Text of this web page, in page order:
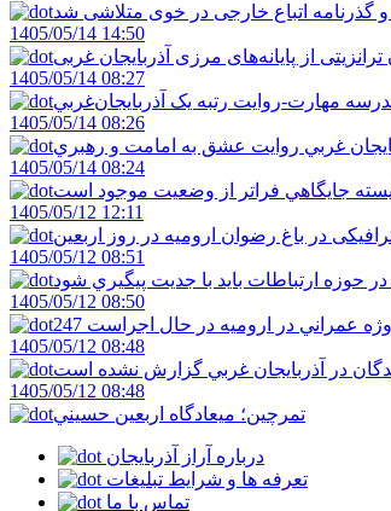
و گذرنامه اتباع خارجی در خوی متلاشی شد
1405/05/14 14:50
1405/05/14 08:27
مهارت-روايت رتبه يک آذربايجان‌غربي
1405/05/14 08:26
غربي روايت عشق به امامت و رهبري
1405/05/14 08:24
جايگاهي فراتر از وضعيت موجود است
1405/05/12 12:11
در باغ رضوان ارومیه در روز اربعین
1405/05/12 08:51
حوزه ارتباطات بايد با جديت پيگيري شود
1405/05/12 08:50
پروژه عمراني در اروميه در حال اجراست
1405/05/12 08:48
در آذربايجان غربي گزارش نشده است
1405/05/12 08:48
تمرچين؛ ميعادگاه اربعين حسيني
درباره آراز آذربایجان
تعرفه ها و شرایط تبلیغات
تماس با ما